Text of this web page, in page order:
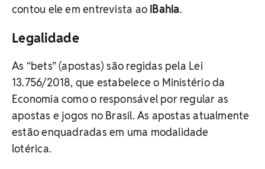
contou ele em entrevista ao iBahia.
Legalidade
As “bets” (apostas) são regidas pela Lei
13.756/2018, que estabelece o Ministério da
Economia como o responsável por regular as
apostas e jogos no Brasil. As apostas atualmente
estão enquadradas em uma modalidade
lotérica.